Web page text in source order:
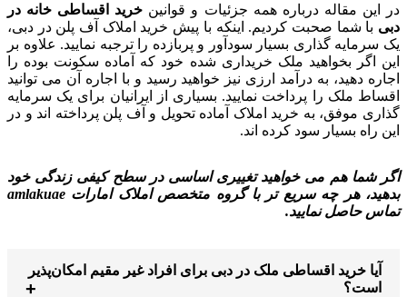
در این مقاله درباره همه جزئیات و قوانین خرید اقساطی خانه در
دبی با شما صحبت کردیم. اینکه با پیش خرید املاک آف پلن در دبی،
یک سرمایه گذاری بسیار سودآور و پربازده را ترجبه نمایید. علاوه بر
این اگر بخواهید ملک خریداری شده خود که آماده سکونت بوده را
اجاره دهید، به درآمد ارزی نیز خواهید رسید و با اجاره آن می توانید
اقساط ملک را پرداخت نمایید. بسیاری از ایرانیان برای یک سرمایه
گذاری موفق، به خرید املاک آماده تحویل و آف پلن پرداخته اند و در
این راه بسیار سود کرده اند.
اگر شما هم می خواهید تغییری اساسی در سطح کیفی زندگی خود
بدهید، هر چه سریع تر با گروه متخصص املاک امارات amlakuae
تماس حاصل نمایید.
آیا خرید اقساطی ملک در دبی برای افراد غیر مقیم امکان‌پذیر
است؟